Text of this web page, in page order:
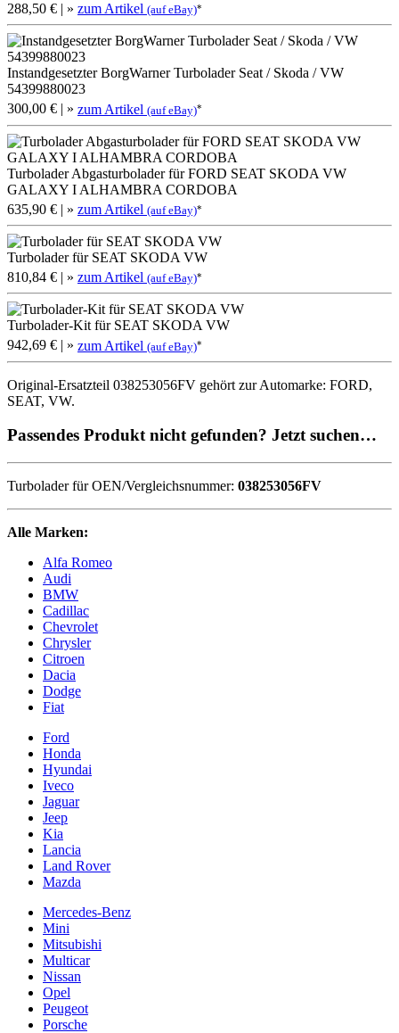
288,50 € | » zum Artikel (auf eBay)*
Instandgesetzter BorgWarner Turbolader Seat / Skoda / VW
54399880023
300,00 € | » zum Artikel (auf eBay)*
Turbolader Abgasturbolader für FORD SEAT SKODA VW
GALAXY I ALHAMBRA CORDOBA
635,90 € | » zum Artikel (auf eBay)*
Turbolader für SEAT SKODA VW
810,84 € | » zum Artikel (auf eBay)*
Turbolader-Kit für SEAT SKODA VW
942,69 € | » zum Artikel (auf eBay)*
Original-Ersatzteil 038253056FV gehört zur Automarke: FORD,
SEAT, VW.
Passendes Produkt nicht gefunden? Jetzt suchen…
Turbolader für OEN/Vergleichsnummer: 038253056FV
Alle Marken:
Alfa Romeo
Audi
BMW
Cadillac
Chevrolet
Chrysler
Citroen
Dacia
Dodge
Fiat
Ford
Honda
Hyundai
Iveco
Jaguar
Jeep
Kia
Lancia
Land Rover
Mazda
Mercedes-Benz
Mini
Mitsubishi
Multicar
Nissan
Opel
Peugeot
Porsche